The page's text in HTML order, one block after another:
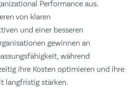
Performance aus.
von klaren
und einer besseren
gewinnen an
während
ihre Kosten optimieren und ihre
langfristig stärken.